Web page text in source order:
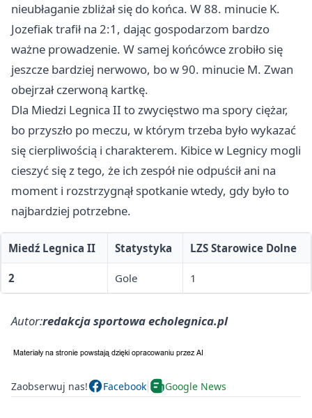
nieubłaganie zbliżał się do końca. W 88. minucie K.
Jozefiak trafił na 2:1, dając gospodarzom bardzo
ważne prowadzenie. W samej końcówce zrobiło się
jeszcze bardziej nerwowo, bo w 90. minucie M. Zwan
obejrzał czerwoną kartkę.
Dla Miedzi Legnica II to zwycięstwo ma spory ciężar,
bo przyszło po meczu, w którym trzeba było wykazać
się cierpliwością i charakterem. Kibice w Legnicy mogli
cieszyć się z tego, że ich zespół nie odpuścił ani na
moment i rozstrzygnął spotkanie wtedy, gdy było to
najbardziej potrzebne.
Miedź Legnica II Statystyka LZS Starowice Dolne
2 Gole 1
Autor:redakcja sportowa echolegnica.pl
Zaobserwuj nas! Facebook Google News